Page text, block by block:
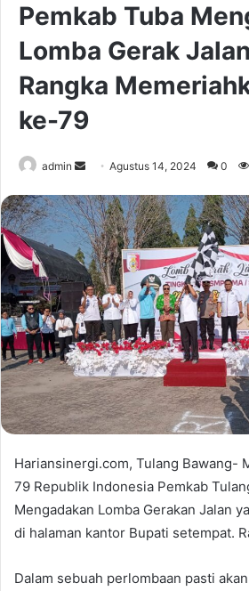
Pemkab Tuba
Lomba Gerak
Rangka
ke-79
admin
Send
email
Agustus 14, 2024 0
Hariansinergi.com, Tulang Bawang-
79 Republik Indonesia Pemkab
Mengadakan Lomba Gerakan Jalan
di halaman kantor Bupati setempat.
Dalam sebuah perlombaan pasti